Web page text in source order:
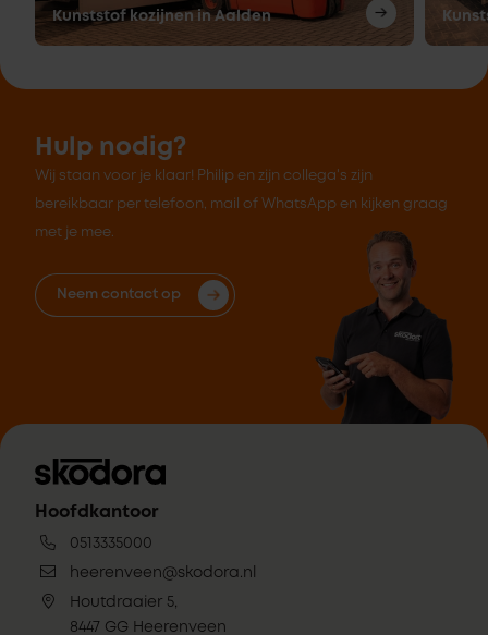
Kunststof kozijnen in Aalden
Hulp nodig?
Wij staan voor je klaar! Philip en zijn collega's zijn
bereikbaar per telefoon, mail of WhatsApp en kijken graag
met je mee.
Neem contact op
Hoofdkantoor
0513335000
heerenveen@skodora.nl
Houtdraaier 5,
8447 GG Heerenveen